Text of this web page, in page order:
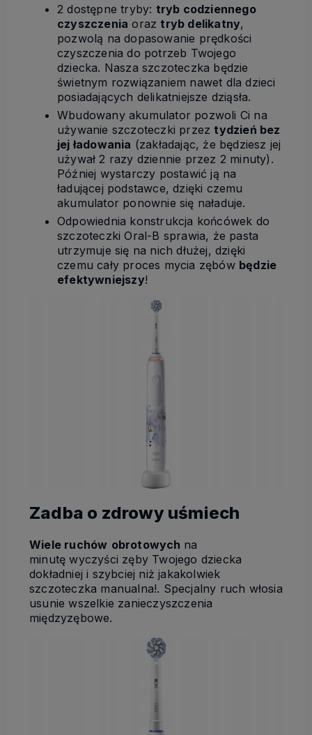
2 dostępne tryby: tryb codziennego
czyszczenia oraztryb delikatny,
pozwolą na dopasowanie prędkości
czyszczenia do potrzeb Twojego
dziecka. Nasza szczoteczka będzie
świetnym rozwiązaniem nawet dla dzieci
posiadających delikatniejsze dziąsła.
Wbudowany akumulator pozwoli Ci na
używanie szczoteczki przeztydzień bez
jej ładowania (zakładając, że będziesz jej
używał 2 razy dziennie przez 2 minuty).
Później wystarczy postawić ją na
ładującej podstawce, dzięki czemu
akumulator ponownie się naładuje.
Odpowiednia konstrukcja końcówek do
szczoteczki Oral-B sprawia, że pasta
utrzymuje się na nich dłużej, dzięki
czemu cały proces mycia zębów będzie
efektywniejszy!
Zadba o zdrowy uśmiech
Wiele ruchów obrotowych na
minutę wyczyści zęby Twojego dziecka
dokładniej i szybciej niż jakakolwiek
szczoteczka manualna!. Specjalny ruch włosia
usunie wszelkie zanieczyszczenia
międzyzębowe.